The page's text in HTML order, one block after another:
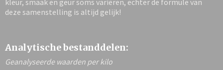
kleur, smaak en geur soms variëren, echter de formule van
deze samenstelling is altijd gelijk!
Analytische bestanddelen:
Geanalyseerde waarden per kilo